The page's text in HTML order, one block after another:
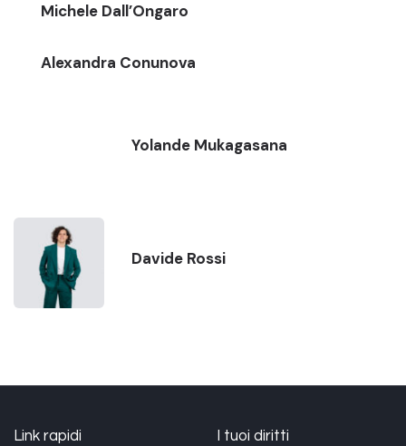
Michele Dall’Ongaro
Alexandra Conunova
Yolande Mukagasana
Davide Rossi
Link rapidi I tuoi diritti